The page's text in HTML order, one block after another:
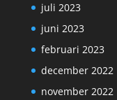
juli 2023
juni 2023
februari 2023
december 2022
november 2022